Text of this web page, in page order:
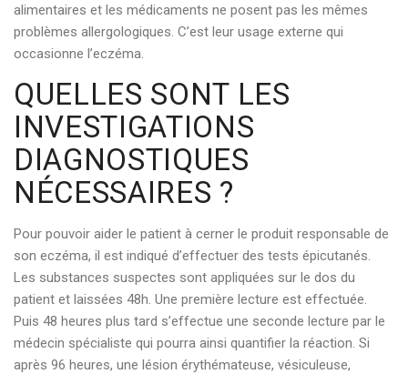
alimentaires et les médicaments ne posent pas les mêmes
problèmes allergologiques. C’est leur usage externe qui
occasionne l’eczéma.
QUELLES SONT LES
INVESTIGATIONS
DIAGNOSTIQUES
NÉCESSAIRES ?
Pour pouvoir aider le patient à cerner le produit responsable de
son eczéma, il est indiqué d’effectuer des tests épicutanés.
Les substances suspectes sont appliquées sur le dos du
patient et laissées 48h. Une première lecture est effectuée.
Puis 48 heures plus tard s’effectue une seconde lecture par le
médecin spécialiste qui pourra ainsi quantifier la réaction. Si
après 96 heures, une lésion érythémateuse, vésiculeuse,